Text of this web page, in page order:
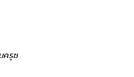
ครูซ